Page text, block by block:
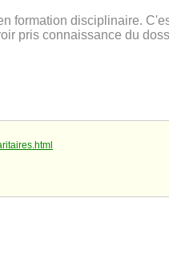
formation disciplinaire.
pris connaissance du